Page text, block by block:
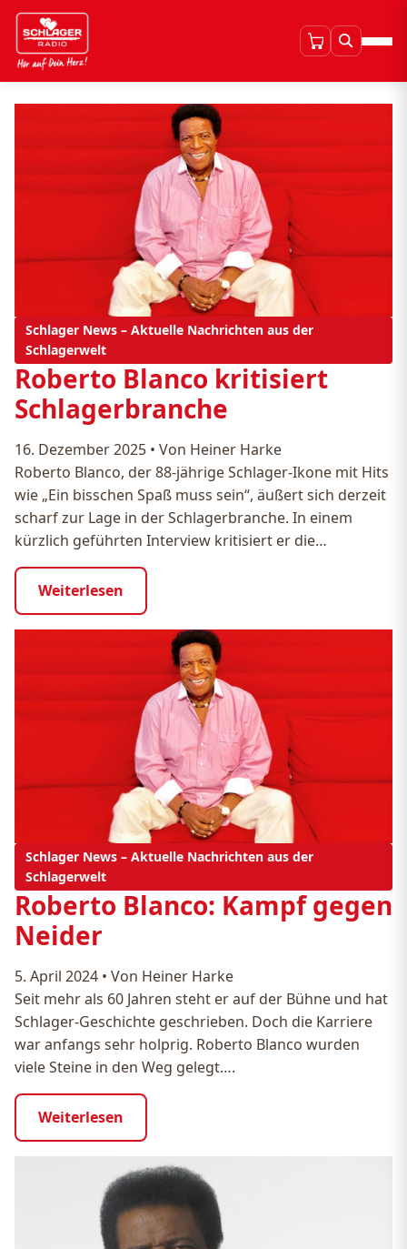
Schlager News – Aktuelle Nachrichten aus der
Schlagerwelt
Roberto Blanco kritisiert
Schlagerbranche
16. Dezember 2025 • Von Heiner Harke
Roberto Blanco, der 88-jährige Schlager-Ikone mit Hits
wie „Ein bisschen Spaß muss sein“, äußert sich derzeit
scharf zur Lage in der Schlagerbranche. In einem
kürzlich geführten Interview kritisiert er die…
Weiterlesen
Schlager News – Aktuelle Nachrichten aus der
Schlagerwelt
Roberto Blanco: Kampf gegen
Neider
5. April 2024 • Von Heiner Harke
Seit mehr als 60 Jahren steht er auf der Bühne und hat
Schlager-Geschichte geschrieben. Doch die Karriere
war anfangs sehr holprig. Roberto Blanco wurden
viele Steine in den Weg gelegt….
Weiterlesen